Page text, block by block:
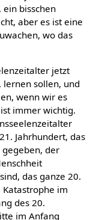
ein bisschen
aber es ist eine
wo das
jetzt
sollen, und
wenn wir es
immer wichtig.
Jahrhundert, das
der
das ganze 20.
im
des 20.
im Anfang